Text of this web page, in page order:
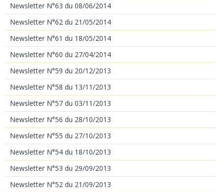
Newsletter N°63 du 08/06/2014
Newsletter N°62 du 21/05/2014
Newsletter N°61 du 18/05/2014
Newsletter N°60 du 27/04/2014
Newsletter N°59 du 20/12/2013
Newsletter N°58 du 13/11/2013
Newsletter N°57 du 03/11/2013
Newsletter N°56 du 28/10/2013
Newsletter N°55 du 27/10/2013
Newsletter N°54 du 18/10/2013
Newsletter N°53 du 29/09/2013
Newsletter N°52 du 21/09/2013